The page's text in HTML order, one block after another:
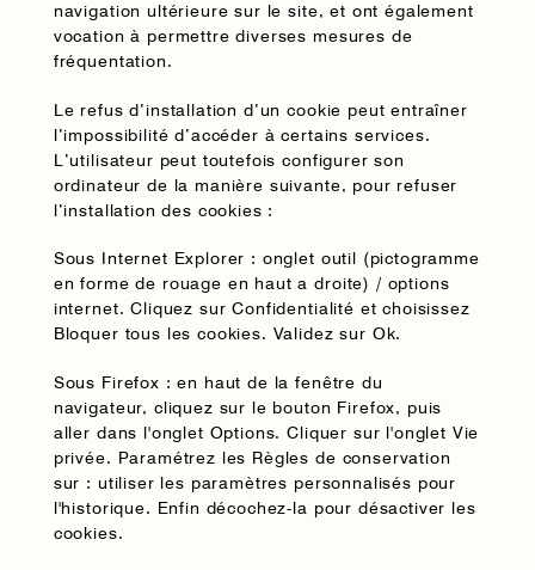
navigation ultérieure sur le site, et ont également
vocation à permettre diverses mesures de
fréquentation.
Le refus d’installation d’un cookie peut entraîner
l’impossibilité d’accéder à certains services.
L’utilisateur peut toutefois configurer son
ordinateur de la manière suivante, pour refuser
l’installation des cookies :
Sous Internet Explorer : onglet outil (pictogramme
en forme de rouage en haut a droite) / options
internet. Cliquez sur Confidentialité et choisissez
Bloquer tous les cookies. Validez sur Ok.
Sous Firefox : en haut de la fenêtre du
navigateur, cliquez sur le bouton Firefox, puis
aller dans l'onglet Options. Cliquer sur l'onglet Vie
privée. Paramétrez les Règles de conservation
sur : utiliser les paramètres personnalisés pour
l'historique. Enfin décochez-la pour désactiver les
cookies.